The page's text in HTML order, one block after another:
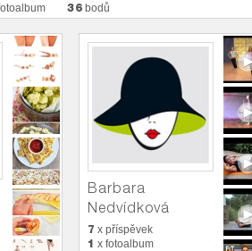
36 bodů
Barbara
Nedvídková
7 x příspěvek
1 x fotoalbum